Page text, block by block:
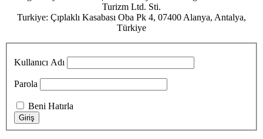
Turizm Ltd. Sti.
Turkiye: Çıplaklı Kasabası Oba Pk 4, 07400 Alanya, Antalya,
Türkiye
Kullanıcı Adı
Parola
Beni Hatırla